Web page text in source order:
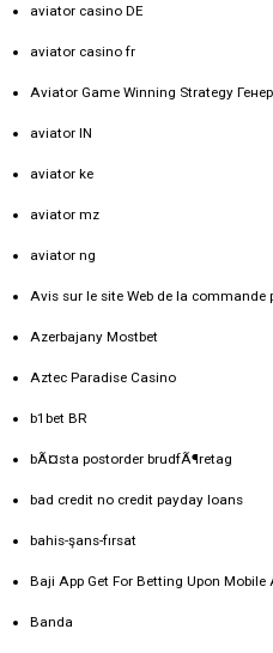
aviator casino DE
aviator casino fr
Aviator Game Winning Strategy
aviator IN
aviator ke
aviator mz
aviator ng
Avis sur le site Web de la commande
Azerbajany Mostbet
Aztec Paradise Casino
b1bet BR
bÃ¤sta postorder brudfÃ¶retag
bad credit no credit payday loans
bahis-şans-fırsat
Baji App Get For Betting Upon Mobile
Banda